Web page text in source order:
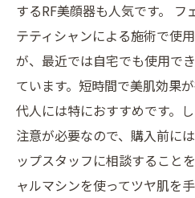
するRF美顔器も人気です。
テティシャンによる施術で使
が、最近では自宅でも使用で
ています。短時間で美肌効果
代人には特におすすめです。
注意が必要なので、購入前に
ップスタッフに相談すること
ャルマシンを使ってツヤ肌を